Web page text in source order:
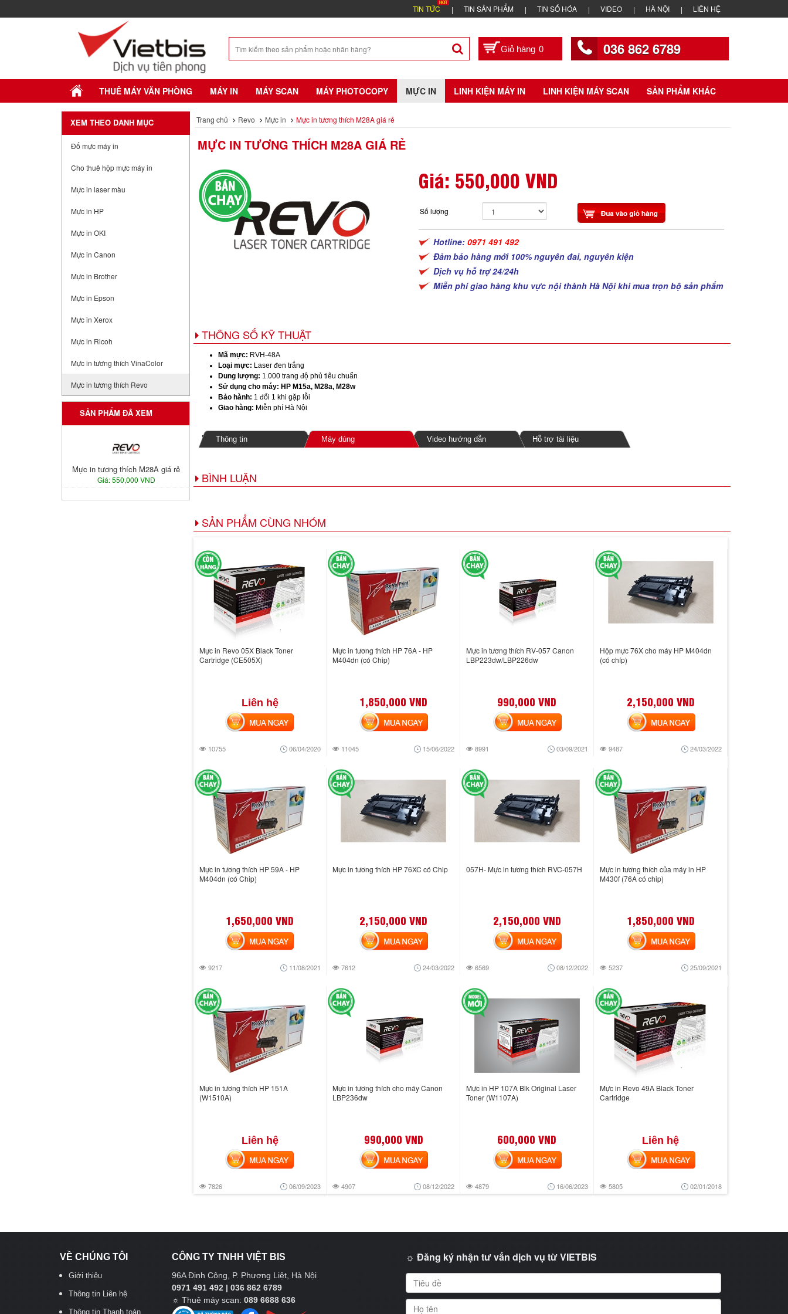
TIN TỨC TIN SẢN PHẨM TIN SỐ HÓA VIDEO HÀ NỘI LIÊN HỆ
0 036 862 6789
THUÊ MÁY VĂN PHÒNG MÁY IN MÁY SCAN MÁY PHOTOCOPY MỰC IN LINH KIỆN MÁY IN LINH KIỆN MÁY SCAN SẢN PHẨM KHÁC
XEM THEO DANH MỤC
Đổ mực máy in
Cho thuê hộp mực máy in
Mực in laser màu
Mực in HP
Mực in OKI
Mực in Canon
Mực in Brother
Mực in Epson
Mực in Xerox
Mực in Ricoh
Mực in tương thích VinaColor
Mực in tương thích Revo
SẢN PHẨM ĐÃ XEM
Mực in tương thích M28A giá rẻ
Giá: 550,000 VND
Trang chủ Revo Mực in Mực in tương thích M28A giá rẻ
MỰC IN TƯƠNG THÍCH M28A GIÁ RẺ
Giá: 550,000 VND
Số lượng
Hotline:0971 491 492
Đảm bảo hàng mới 100% nguyên đai, nguyên kiện
Dịch vụ hỗ trợ 24/24h
Miễn phí giao hàng khu vực nội thành Hà Nội khi mua trọn bộ sản phẩm
THÔNG SỐ KỸ THUẬT
Mã mực: RVH-48A
Loại mực: Laser đen trắng
Dung lượng: 1.000 trang độ phủ tiêu chuẩn
Sử dụng cho máy: HP M15a, M28a, M28w
Bảo hành: 1 đổi 1 khi gặp lỗi
Giao hàng: Miễn phí Hà Nội
Thông tin Máy dùng Video hướng dẫn Hỗ trợ tài liệu
BÌNH LUẬN
SẢN PHẨM CÙNG NHÓM
Mực in Revo 05X Black Toner
Cartridge (CE505X)
Liên hệ
10755 06/04/2020
MUA NGAY
Mực in tương thích HP 76A - HP
M404dn (có Chip)
1,850,000 VND
11045 15/06/2022
MUA NGAY
Mực in tương thích RV-057 Canon
LBP223dw/LBP226dw
990,000 VND
8991 03/09/2021
MUA NGAY
Hộp mực 76X cho máy HP M404dn
(có chíp)
2,150,000 VND
9487 24/03/2022
MUA NGAY
Mực in tương thích HP 59A - HP
M404dn (có Chip)
1,650,000 VND
9217 11/08/2021
MUA NGAY
Mực in tương thích HP 76XC có Chip
2,150,000 VND
7612 24/03/2022
MUA NGAY
057H- Mực in tương thích RVC-057H
2,150,000 VND
6569 08/12/2022
MUA NGAY
Mực in tương thích của máy in HP
M430f (76A có chip)
1,850,000 VND
5237 25/09/2021
MUA NGAY
Mực in tương thích HP 151A
(W1510A)
Liên hệ
7826 06/09/2023
MUA NGAY
Mực in tương thích cho máy Canon
LBP236dw
990,000 VND
4907 08/12/2022
MUA NGAY
Mực in HP 107A Blk Original Laser
Toner (W1107A)
600,000 VND
4879 16/06/2023
MUA NGAY
Mực in Revo 49A Black Toner
Cartridge
Liên hệ
5805 02/01/2018
MUA NGAY
VỀ CHÚNG TÔI
Giới thiệu
Thông tin Liên hệ
Thông tin Thanh toán
CÔNG TY TNHH VIỆT BIS
96A Định Công, P. Phương Liệt, Hà Nội
0971 491 492 | 036 862 6789
☼Thuê máy scan:089 6688 636
☼ Đăng ký nhận tư vấn dịch vụ từ VIETBIS